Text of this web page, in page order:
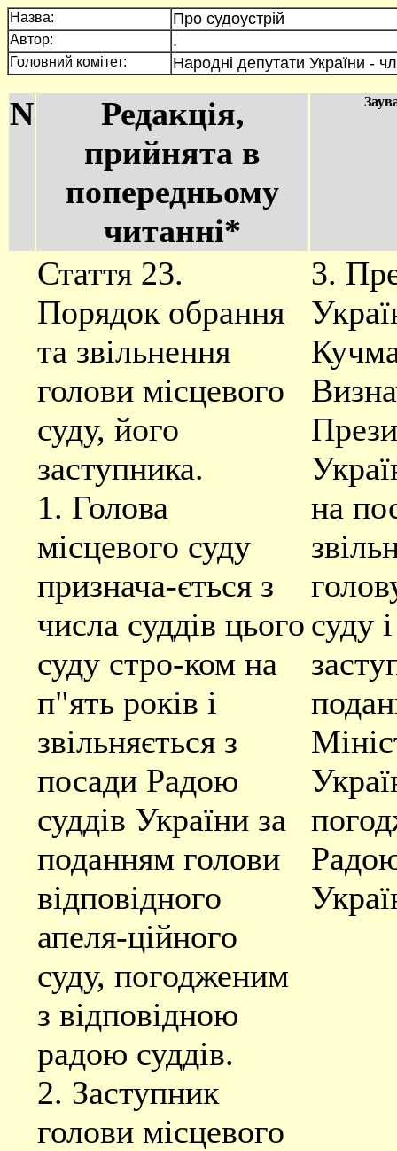
Назва: Про судоустрій
Автор: .
Головний комітет: Народні депутати України -
N
Редакція,
прийнята в
попередньому
читанні*
Стаття 23.
Порядок обрання
та звільнення
голови місцевого
суду, його
заступника.
1. Голова
місцевого суду
признача-ється з
числа суддів цього
суду стро-ком на
п"ять років і
звільняється з
посади Радою
суддів України за
поданням голови
відповідного
апеля-ційного
суду, погодженим
з відповідною
радою суддів.
2. Заступник
голови місцевого
3.
на
суду